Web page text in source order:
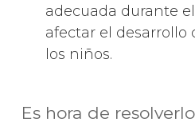
adecuada durante
afectar el desarrollo
los niños.
Es hora de resolverlo